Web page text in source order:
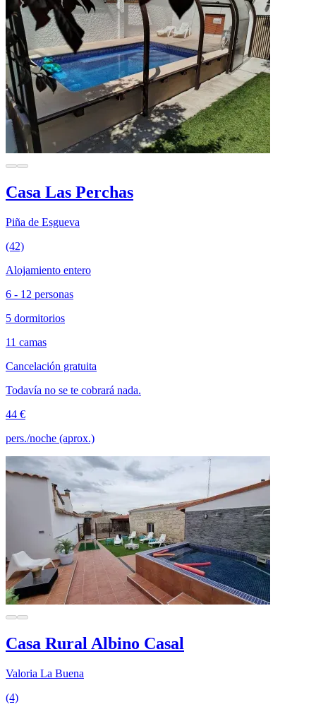
Casa Las Perchas
Piña de Esgueva
(42)
Alojamiento entero
6 - 12 personas
5 dormitorios
11 camas
Cancelación gratuita
Todavía no se te cobrará nada.
44 €
pers./noche (aprox.)
Casa Rural Albino Casal
Valoria La Buena
(4)